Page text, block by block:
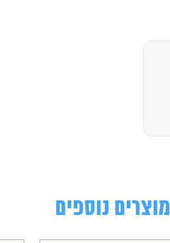
מוצרים נוספים